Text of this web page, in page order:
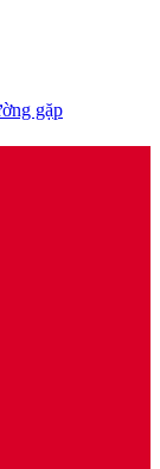
gặp